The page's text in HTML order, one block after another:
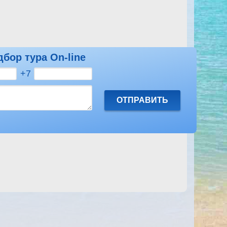
Посмотреть другие отзывы на Tour Khalef
тура On-line
+7